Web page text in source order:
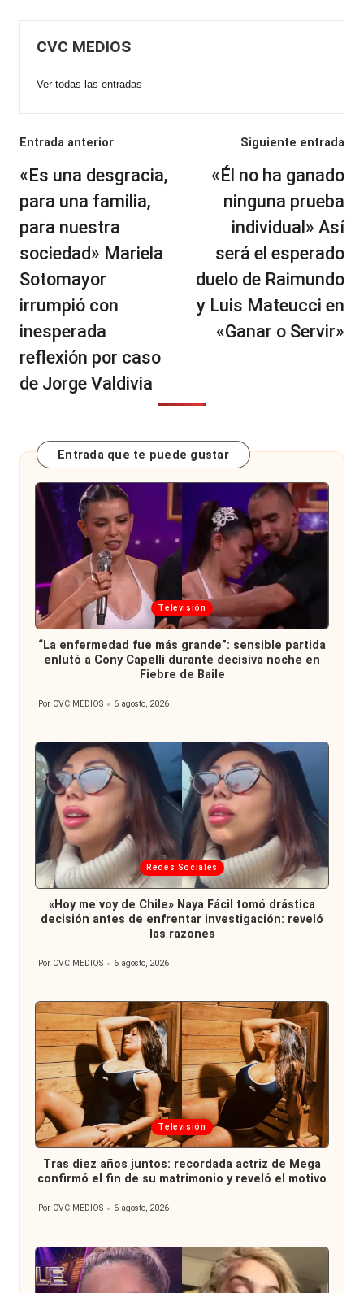
CVC MEDIOS
Ver todas las entradas
Navegación
de
entradas
Entrada anterior
«Es una desgracia,
para una familia,
para nuestra
sociedad» Mariela
Sotomayor
irrumpió con
inesperada
reflexión por caso
de Jorge Valdivia
Siguiente entrada
«Él no ha ganado
ninguna prueba
individual» Así
será el esperado
duelo de Raimundo
y Luis Mateucci en
«Ganar o Servir»
Entrada que te puede gustar
Publicada
en
Televisión
“La enfermedad fue más grande”: sensible partida
enlutó a Cony Capelli durante decisiva noche en
Fiebre de Baile
Publicado
Por CVC MEDIOS 6 agosto, 2026
Publicada
en
Redes Sociales
«Hoy me voy de Chile» Naya Fácil tomó drástica
decisión antes de enfrentar investigación: reveló
las razones
Publicado
Por CVC MEDIOS 6 agosto, 2026
Publicada
en
Televisión
Tras diez años juntos: recordada actriz de Mega
confirmó el fin de su matrimonio y reveló el motivo
Publicado
Por CVC MEDIOS 6 agosto, 2026